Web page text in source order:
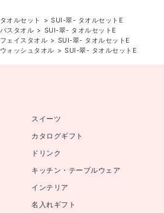
タオルセット
SUI-翠- タオルセットE
バスタオル
SUI-翠- タオルセットE
フェイスタオル
SUI-翠- タオルセットE
ウォッシュタオル SUI-翠- タオルセットE
スイーツ
カタログギフト
ドリンク
キッチン・テーブルウェア
インテリア
名入れギフト